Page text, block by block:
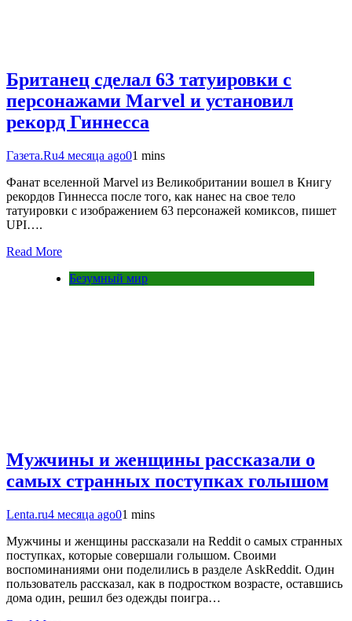
Британец сделал 63 татуировки с
персонажами Marvel и установил
рекорд Гиннесса
Газета.Ru4 месяца ago01 mins
Фанат вселенной Marvel из Великобритании вошел в Книгу
рекордов Гиннесса после того, как нанес на свое тело
татуировки с изображением 63 персонажей комиксов, пишет
UPI….
Read More
Безумный мир
Мужчины и женщины рассказали о
самых странных поступках голышом
Lenta.ru4 месяца ago01 mins
Мужчины и женщины рассказали на Reddit о самых странных
поступках, которые совершали голышом. Своими
воспоминаниями они поделились в разделе AskReddit. Один
пользователь рассказал, как в подростком возрасте, оставшись
дома один, решил без одежды поигра…